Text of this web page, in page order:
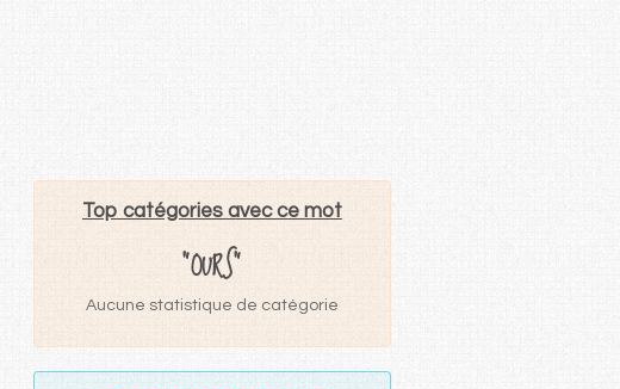
Top catégories avec ce mot
"OURS"
Aucune statistique de catégorie